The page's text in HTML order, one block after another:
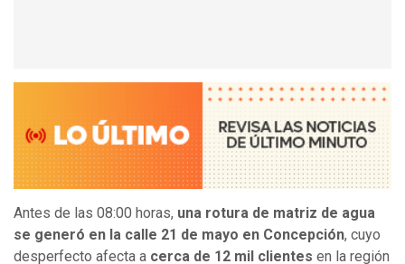
Antes de las 08:00 horas, una rotura de matriz de agua
se generó en la calle 21 de mayo en Concepción, cuyo
desperfecto afecta a cerca de 12 mil clientes en la región